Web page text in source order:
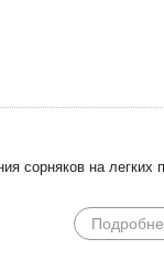
сорняков на легких